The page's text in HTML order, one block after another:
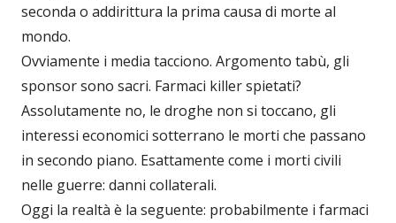
seconda o addirittura la prima causa di morte al
mondo.
Ovviamente i media tacciono. Argomento tabù, gli
sponsor sono sacri. Farmaci killer spietati?
Assolutamente no, le droghe non si toccano, gli
interessi economici sotterrano le morti che passano
in secondo piano. Esattamente come i morti civili
nelle guerre: danni collaterali.
Oggi la realtà è la seguente: probabilmente i farmaci